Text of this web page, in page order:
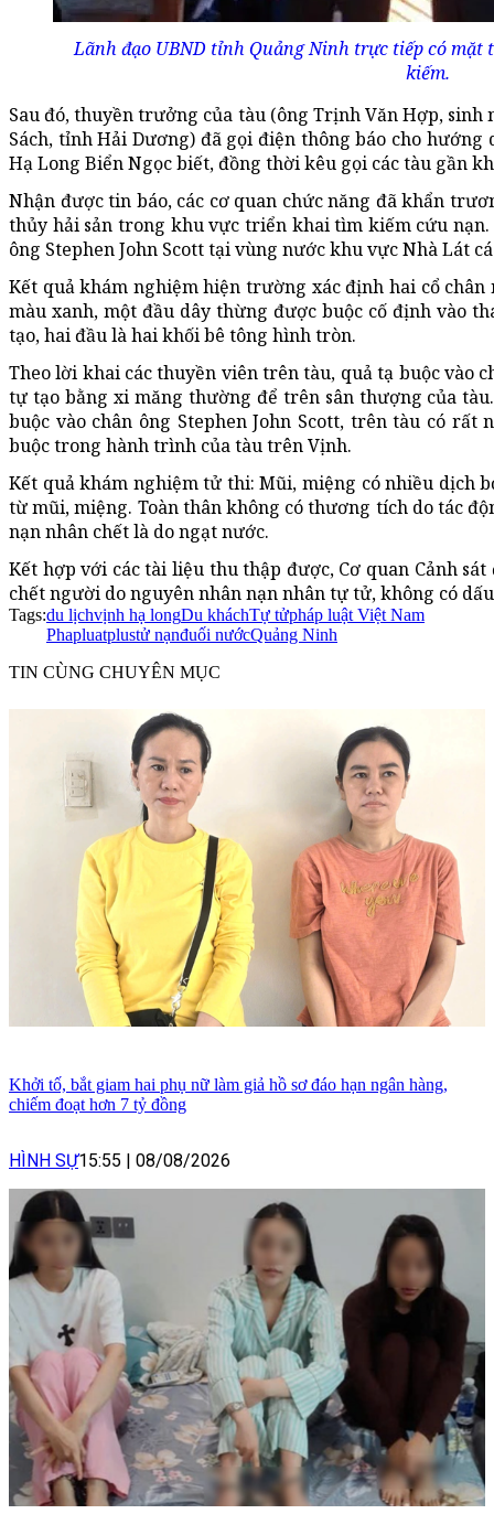
Lãnh đạo UBND tỉnh Quảng Ninh trực tiếp có
kiếm.
Sau đó, thuyền trưởng của tàu (ông Trịnh Văn Hợp, sinh
Sách, tỉnh Hải Dương) đã gọi điện thông báo cho hướng
Hạ Long Biển Ngọc biết, đồng thời kêu gọi các tàu gần
Nhận được tin báo, các cơ quan chức năng đã khẩn
thủy hải sản trong khu vực triển khai tìm kiếm cứu
ông Stephen John Scott tại vùng nước khu vực Nhà Lát
Kết quả khám nghiệm hiện trường xác định hai cổ
màu xanh, một đầu dây thừng được buộc cố định vào
tạo, hai đầu là hai khối bê tông hình tròn.
Theo lời khai các thuyền viên trên tàu, quả tạ buộc vào
tự tạo bằng xi măng thường để trên sân thượng của
buộc vào chân ông Stephen John Scott, trên tàu có
buộc trong hành trình của tàu trên Vịnh.
Kết quả khám nghiệm tử thi: Mũi, miệng có nhiều dịch
từ mũi, miệng. Toàn thân không có thương tích do tác
nạn nhân chết là do ngạt nước.
Kết hợp với các tài liệu thu thập được, Cơ quan Cảnh
chết người do nguyên nhân nạn nhân tự tử, không có
Tags:du lịchvịnh hạ longDu kháchTự tửpháp luật Việt Nam
Phapluatplustử nạnđuối nướcQuảng Ninh
TIN CÙNG CHUYÊN MỤC
Khởi tố, bắt giam hai phụ nữ làm giả hồ sơ đáo hạn ngân hàng,
chiếm đoạt hơn 7 tỷ đồng
HÌNH SỰ15:55 | 08/08/2026